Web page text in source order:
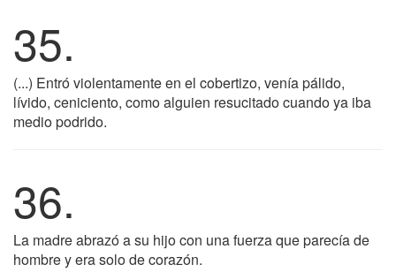
35.
(...) Entró violentamente en el cobertizo, venía pálido,
lívido, ceniciento, como alguien resucitado cuando ya iba
medio podrido.
36.
La madre abrazó a su hijo con una fuerza que parecía de
hombre y era solo de corazón.